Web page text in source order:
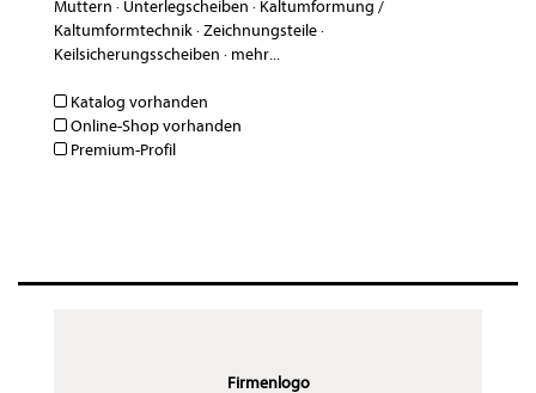
Muttern · Unterlegscheiben · Kaltumformung /
Kaltumformtechnik·Zeichnungsteile·
Keilsicherungsscheiben · mehr...
Katalog vorhanden
Online-Shop vorhanden
Premium-Profil
Firmenlogo